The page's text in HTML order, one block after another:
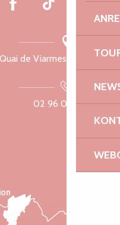
Quai de Viarmes, 22300
02 96 05 60 70